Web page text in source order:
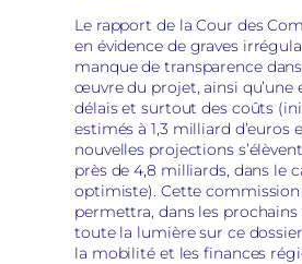
Le rapport de la Cour des
en évidence de graves
manque de transparence
œuvre du projet, ainsi qu’une
délais et surtout des coûts
estimés à 1,3 milliard d’euros
nouvelles projections
près de 4,8 milliards, dans le
optimiste). Cette commission
permettra, dans les
toute la lumière sur ce
la mobilité et les finances